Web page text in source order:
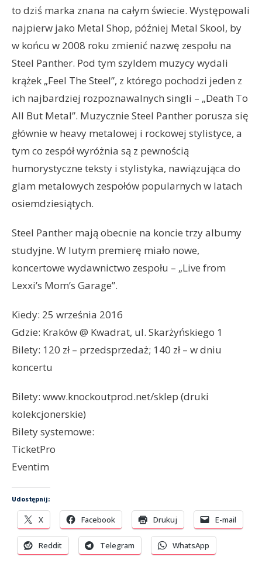
to dziś marka znana na całym świecie. Występowali
najpierw jako Metal Shop, później Metal Skool, by
w końcu w 2008 roku zmienić nazwę zespołu na
Steel Panther. Pod tym szyldem muzycy wydali
krążek „Feel The Steel”, z którego pochodzi jeden z
ich najbardziej rozpoznawalnych singli – „Death To
All But Metal”. Muzycznie Steel Panther porusza się
głównie w heavy metalowej i rockowej stylistyce, a
tym co zespół wyróżnia są z pewnością
humorystyczne teksty i stylistyka, nawiązująca do
glam metalowych zespołów popularnych w latach
osiemdziesiątych.
Steel Panther mają obecnie na koncie trzy albumy
studyjne. W lutym premierę miało nowe,
koncertowe wydawnictwo zespołu – „Live from
Lexxi’s Mom’s Garage”.
Kiedy: 25 września 2016
Gdzie: Kraków @ Kwadrat, ul. Skarżyńskiego 1
Bilety: 120 zł – przedsprzedaż; 140 zł – w dniu
koncertu
Bilety: www.knockoutprod.net/sklep (druki
kolekcjonerskie)
Bilety systemowe:
TicketPro
Eventim
Udostępnij:
X Facebook Drukuj E-mail
Reddit Telegram WhatsApp